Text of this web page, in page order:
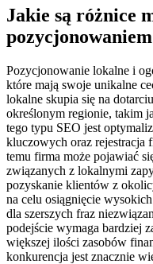
Jakie są różnice
Pozycjonowanie lokalne i
które mają swoje unikalne
lokalne skupia się na
określonym regionie, takim
tego typu SEO jest
kluczowych oraz
temu firma może pojawiać
związanych z lokalnymi
pozyskanie klientów z
na celu osiągnięcie
dla szerszych fraz
podejście wymaga bardziej
większej ilości zasobów
konkurencja jest znacznie